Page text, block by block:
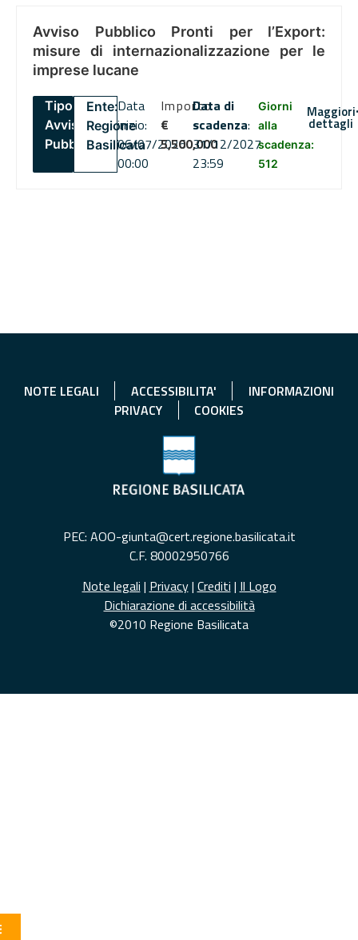
Avviso Pubblico Pronti per l’Export:
misure di internazionalizzazione per le
imprese lucane
Tipo:
Avviso
Pubblico
Ente:
Regione
Basilicata
Data
inizio:
06/07/2026
00:00
Importo
€
5,500,000
Data di
scadenza:
31/12/2027
23:59
Giorni
alla
scadenza:
512
Maggiori
dettagli
NOTE LEGALI ACCESSIBILITA'
INFORMAZIONI
PRIVACY
COOKIES
PEC: AOO-giunta@cert.regione.basilicata.it
C.F. 80002950766
Note legali | Privacy| Crediti | Il Logo
Dichiarazione di accessibilità
©2010 Regione Basilicata